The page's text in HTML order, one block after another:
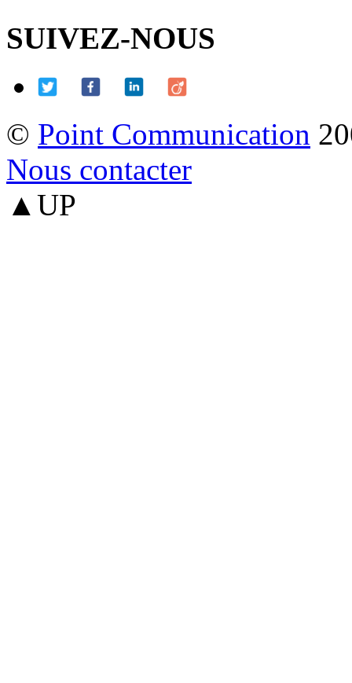
SUIVEZ-NOUS
© Point Communication
Nous contacter
▲UP